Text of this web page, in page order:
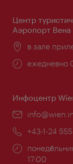
Центр
Аэропорт Вена
в зале
Часы
ежедневно
Инфоцентр
Эл.
Телефон:
+43-1-24 555
Часы
работы:
17:00